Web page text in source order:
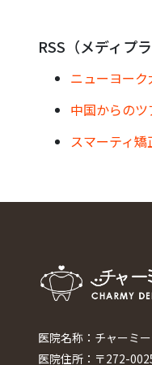
RSS（メディプ
ニューヨー
中国からの
スマーティ
医院名称：チャーミ
医院住所：〒272-